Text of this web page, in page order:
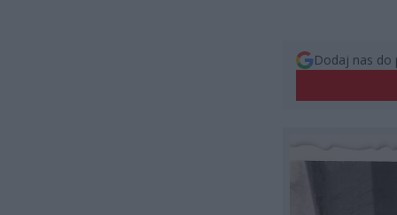
Dodaj nas do